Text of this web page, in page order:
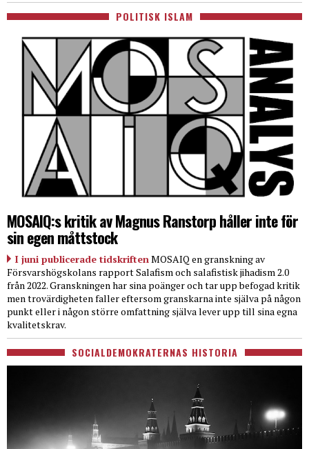
POLITISK ISLAM
MOSAIQ:s kritik av Magnus Ranstorp håller inte för
sin egen måttstock
I juni publicerade tidskriftenMOSAIQ en granskning av
Försvarshögskolans rapport Salafism och salafistisk jihadism 2.0
från 2022. Granskningen har sina poänger och tar upp befogad kritik
men trovärdigheten faller eftersom granskarna inte själva på någon
punkt eller i någon större omfattning själva lever upp till sina egna
kvalitetskrav.
SOCIALDEMOKRATERNAS HISTORIA